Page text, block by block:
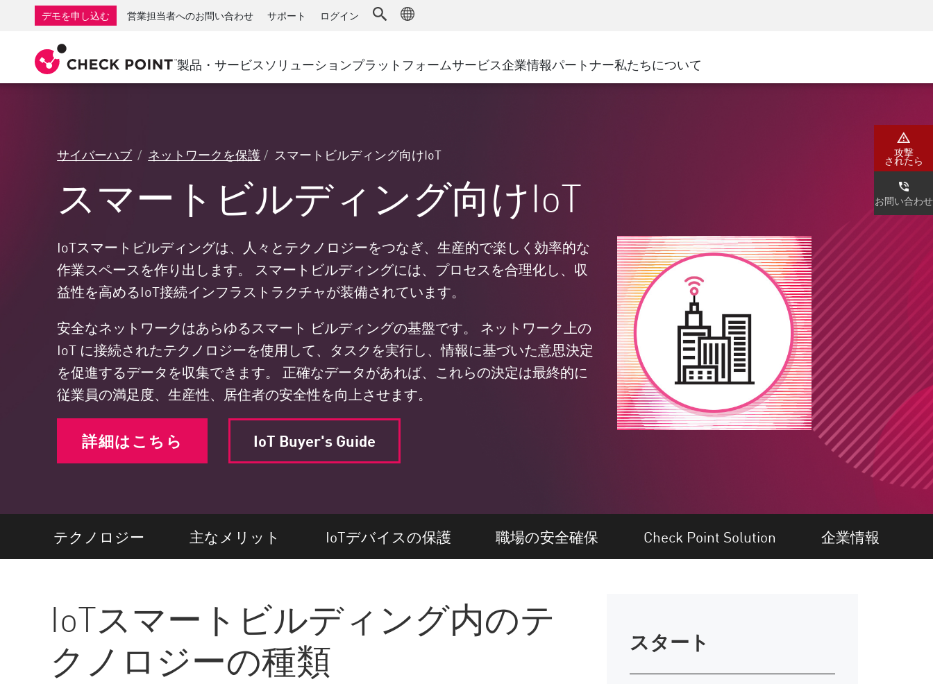
製品・サービス
SMB向けファイアウォール
産業用ファイアウォール
SD-WAN
リモート アクセスVPN
Agentic Network Security Orchestration
セキュリティ管理アプライアンス
AIを活用したセキュリティ管理
SASE
ワークスペース
メール＆コラボレーション
モバイル
エンドポイント
ブラウズ
SaaS
エクスポージャー管理
Exposure Prioritization
AIセキュリティ
AI Red Teaming
AI Agent Security
製品を見る（A-Z）
ソリューション
AI Network Firewall
AI Runtime Protection
ランサムウェア対策
IoTセキュリティソリューション
Secure Access Service Edge
脅威ハンティング
業界別ソリューション
地方自治体
通信事業者/サービス プロバイダ
プラットフォームサービス
検出
応答
サービスとしてのマネージドファイアウォール
サポート・センター
アドボカシーマネジメントサービス
Proサポート
企業情報イベント&ウェビナー
パートナー
Google Cloud Platform
私たちについて
デモを申し込む
営業担当者へのお問い合わせ サポート ログイン
サイバーハブ ネットワークを保護 スマートビルディング向けIoT
スマートビルディング向けIoT
IoTスマートビルディングは、人々とテクノロジーをつなぎ、生産的で楽しく効率的な
作業スペースを作り出します。 スマートビルディングには、プロセスを合理化し、収
益性を高めるIoT接続インフラストラクチャが装備されています。
安全なネットワークはあらゆるスマート ビルディングの基盤です。 ネットワーク上の
IoT に接続されたテクノロジーを使用して、タスクを実行し、情報に基づいた意思決定
を促進するデータを収集できます。 正確なデータがあれば、これらの決定は最終的に
従業員の満足度、生産性、居住者の安全性を向上させます。
詳細はこちら IoT Buyer's Guide
テクノロジー 主なメリット IoTデバイスの保護 職場の安全確保 Check Point Solution 企業情報
IoTスマートビルディング内のテ
クノロジーの種類
スタート
攻撃
されたら
お問い合わせ